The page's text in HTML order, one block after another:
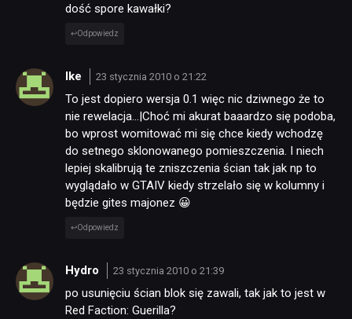
dość spore kawałki?
Odpowiedz
Ike 23 stycznia 2010 o 21:22
To jest dopiero wersja 0.1 więc nic dziwnego że to
nie rewelacja…|Choć mi akurat baaardzo się podoba,
bo wprost womitować mi się chce kiedy wchodzę
do setnego sklonowanego pomieszczenia. I niech
lepiej skalibrują te zniszczenia ścian tak jak np to
wyglądało w GTAIV kiedy strzelało się w kolumny i
będzie gites majonez 😀
Odpowiedz
Hydro 23 stycznia 2010 o 21:39
po usunięciu ścian blok się zawali, tak jak to jest w
Red Faction: Guerilla?